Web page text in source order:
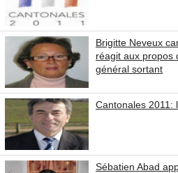
Brigitte Neveux
réagit aux propos
général sortant
Cantonales 2011:
Sébatien Abad